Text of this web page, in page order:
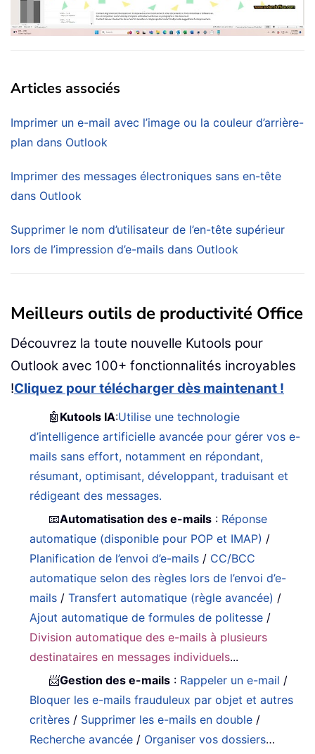
Articles associés
Imprimer un e-mail avec l’image ou la couleur d’arrière-
plan dans Outlook
Imprimer des messages électroniques sans en-tête
dans Outlook
Supprimer le nom d’utilisateur de l’en-tête supérieur
lors de l’impression d’e-mails dans Outlook
Meilleurs outils de productivité Office
Découvrez la toute nouvelle Kutools pour
Outlook avec 100+ fonctionnalités incroyables
!Cliquez pour télécharger dès maintenant !
🤖 Kutools IA:Utilise une technologie
d’intelligence artificielle avancée pour gérer vos e-
mails sans effort, notamment en répondant,
résumant, optimisant, développant, traduisant et
rédigeant des messages.
📧Automatisation des e-mails : Réponse
automatique (disponible pour POP et IMAP) /
Planification de l’envoi d’e-mails / CC/BCC
automatique selon des règles lors de l’envoi d’e-
mails /Transfert automatique (règle avancée) /
Ajout automatique de formules de politesse /
Division automatique des e-mails à plusieurs
destinataires en messages individuels...
📨Gestion des e-mails : Rappeler un e-mail /
Bloquer les e-mails frauduleux par objet et autres
critères / Supprimer les e-mails en double /
Recherche avancée / Organiser vos dossiers…